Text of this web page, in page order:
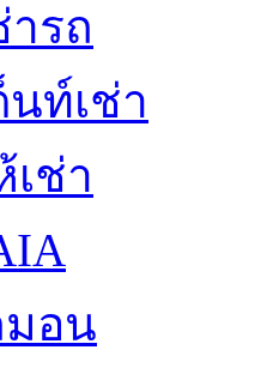
ารถ
นท์เช่า
เช่า
อน